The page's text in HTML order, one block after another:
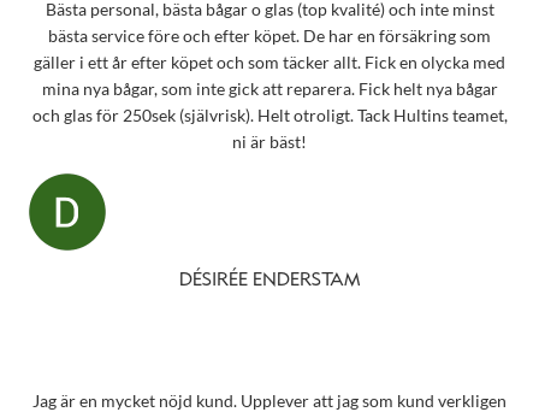
Bästa personal, bästa bågar o glas (top kvalité) och inte minst
bästa service före och efter köpet. De har en försäkring som
gäller i ett år efter köpet och som täcker allt. Fick en olycka med
mina nya bågar, som inte gick att reparera. Fick helt nya bågar
och glas för 250sek (självrisk). Helt otroligt. Tack Hultins teamet,
ni är bäst!
DÉSIRÉE ENDERSTAM
Jag är en mycket nöjd kund. Upplever att jag som kund verkligen